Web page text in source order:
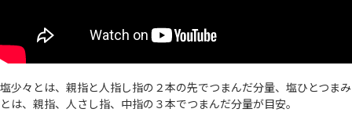
塩少々とは、親指と人指し指の２本の先でつまんだ分量、塩ひとつまみ
とは、親指、人さし指、中指の３本でつまんだ分量が目安。